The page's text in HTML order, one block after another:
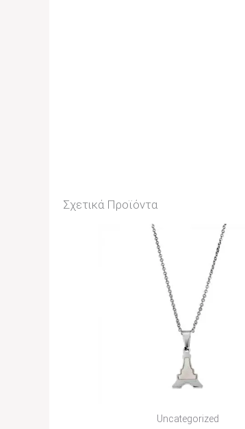
Σχετικά Προϊόντα
Uncategorized